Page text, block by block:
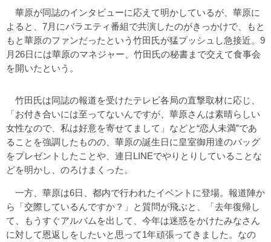
華原が同誌のインタビューに応えて明かしているが、華原に
よると、7月にバラエティ番組で共演したのがきっかけで、もと
もと華原のファンだったという竹田氏が猛プッシュし急接近。9
月26日には華原のマネジャー、竹田氏の秘書まで交えて食事会
を開いたという。
竹田氏は同誌の報道を受けたテレビ各局の直撃取材に応じ、
「お付き合いには至ってないんですが、華原さんは素晴らしい
女性なので、私は好意を寄せてまして」などと“恋人未満”であ
ることを強調したものの、華原の誕生日に皇室御用達のバッグ
をプレゼントしたことや、連日LINEでやりとりしていることな
どを明かし、のろけまくった。
一方、華原は6日、都内で行われたイベントに登場。報道陣か
ら「交際しているんですか？」と質問が飛ぶと、「去年復帰し
て、もうすぐアルバムを出して、今年は迷惑をかけたみなさん
に対して恩返しをしたいと思って1年頑張ってきました。なの